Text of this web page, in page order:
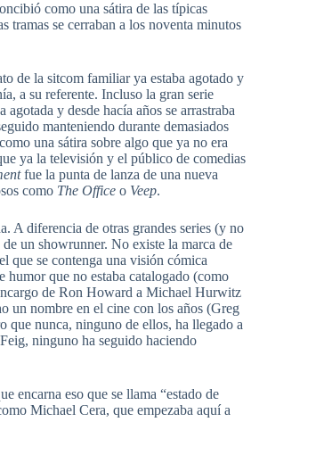
como una sátira de las típicas
tramas se cerraban a los noventa minutos
de la sitcom familiar ya estaba agotado y
a su referente. Incluso la gran serie
y desde hacía años se arrastraba
manteniendo durante demasiados
una sátira sobre algo que ya no era
ya la televisión y el público de comedias
fue la punta de lanza de una nueva
como The Office o Veep.
A diferencia de otras grandes series (y no
un showrunner. No existe la marca de
que se contenga una visión cómica
humor que no estaba catalogado (como
de Ron Howard a Michael Hurwitz
un nombre en el cine con los años (Greg
que nunca, ninguno de ellos, ha llegado a
ninguno ha seguido haciendo
encarna eso que se llama “estado de
Michael Cera, que empezaba aquí a